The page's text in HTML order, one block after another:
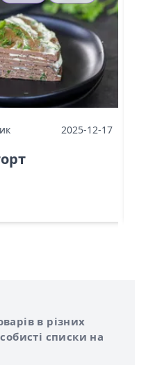
2025-12-17
в різних
списки на